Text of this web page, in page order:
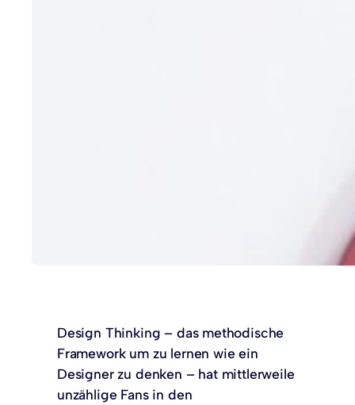
Design Thinking – das methodische
Framework um zu lernen wie ein
Designer zu denken – hat mittlerweile
unzählige Fans in den